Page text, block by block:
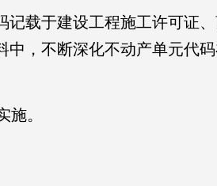
载于建设工程施工许可证、
中，不断深化不动产单元代
。